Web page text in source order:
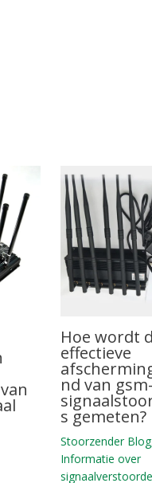
Hoe wordt
effectieve
nd van
s gemeten?
Stoorzender Blog
Informatie over